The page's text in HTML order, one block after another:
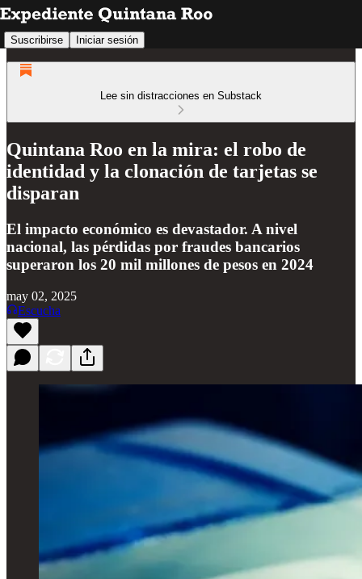
Suscribirse Iniciar sesión
Lee sin distracciones en Substack
Quintana Roo en la mira: el robo de
identidad y la clonación de tarjetas se
disparan
El impacto económico es devastador. A nivel
nacional, las pérdidas por fraudes bancarios
superaron los 20 mil millones de pesos en 2024
may 02, 2025
Escucha